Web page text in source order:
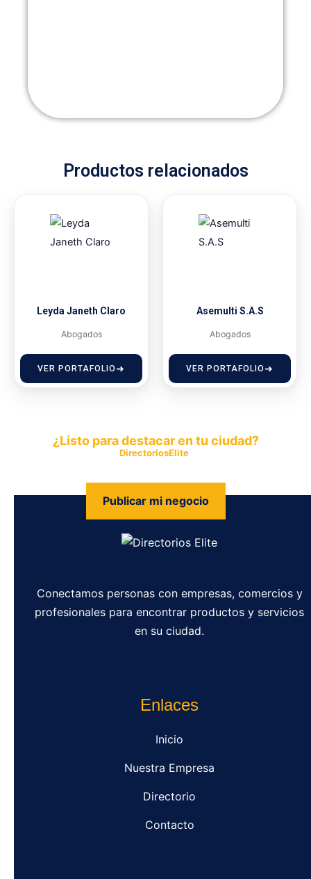
Productos relacionados
Leyda Janeth Claro
Abogados
VER PORTAFOLIO
Asemulti S.A.S
Abogados
VER PORTAFOLIO
¿Listo para destacar en tu ciudad?
DirectoriosElite
Publicar mi negocio
Conectamos personas con empresas, comercios y
profesionales para encontrar productos y servicios
en su ciudad.
Enlaces
Inicio
Nuestra Empresa
Directorio
Contacto